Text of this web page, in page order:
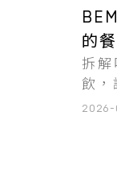
的
拆解
飲，
2026-